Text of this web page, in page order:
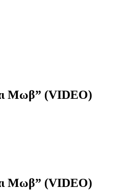
Μωβ” (VIDEO)
Μωβ” (VIDEO)